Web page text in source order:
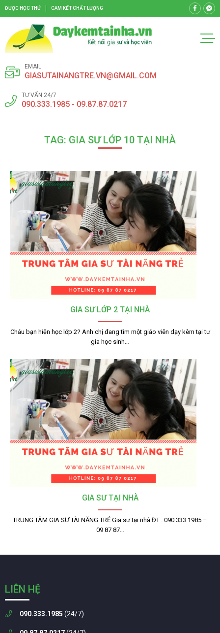
ĐƯỢC HỌC THỬ CAM KẾT CHẤT LƯỢNG
EMAIL
GIASUTAINANGTRE.VN@GMAIL.COM
TƯ VẤN 24/7
090.333.1985 - 09.87.87.0217
TAG: GIA SƯ LỚP 10 TẠI NHÀ
GIA SƯ LỚP 2 TẠI NHÀ
Cháu bạn hiện học lớp 2? Anh chị đang tìm một giáo viên dạy kèm tại tư
gia học sinh…
GIA SƯ TẠI NHÀ
TRUNG TÂM GIA SƯ TÀI NĂNG TRẺ Gia sư tại nhà ĐT : 090 333 1985 –
09 87 87…
LIÊN HỆ
090.333.1985 (24/7)